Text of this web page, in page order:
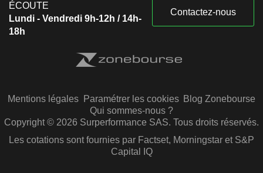
ÉCOUTE
Lundi - Vendredi 9h-12h / 14h-
18h
Contactez-nous
Mentions légales Paramétrer les cookies Blog Zonebourse
Qui sommes-nous ?
Copyright © 2026 Surperformance SAS. Tous droits réservés.
Les cotations sont fournies par Factset, Morningstar et S&P
Capital IQ